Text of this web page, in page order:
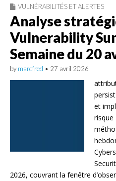
VULNÉRABILITÉS ET ALERTES
Analyse
Vulnerability
Semaine du 20
by marcfred • 27 avril 2026
et
risque
2026, couvrant la fenêtre